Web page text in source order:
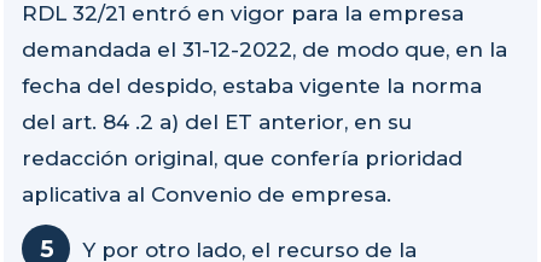
RDL 32/21 entró en vigor para la empresa
demandada el 31-12-2022, de modo que, en la
fecha del despido, estaba vigente la norma
del art. 84 .2 a) del ET anterior, en su
redacción original, que confería prioridad
aplicativa al Convenio de empresa.
Y por otro lado, el recurso de la